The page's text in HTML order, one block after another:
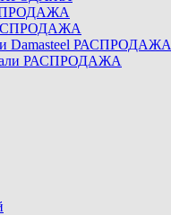
Damasteel РАСПРОДАЖА
РАСПРОДАЖА